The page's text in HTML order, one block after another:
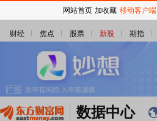
财经 焦点 股票 新股 期指
数据中心
网站首页 加收藏 移动客户端